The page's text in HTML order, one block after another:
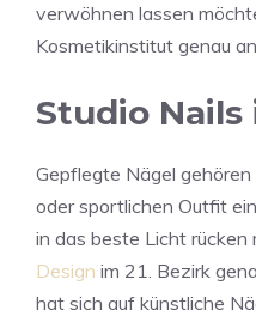
verwöhnen lassen
Kosmetikinstitut genau
Studio Nails
Gepflegte Nägel
oder sportlichen Outfit
in das beste Licht rücken
Design im 21. Bezirk
hat sich auf künstliche